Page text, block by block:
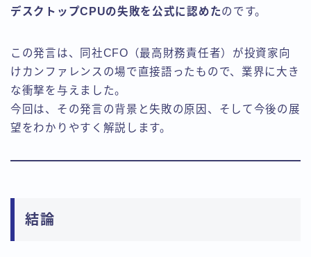
デスクトップCPUの失敗を公式に認めたのです。
この発言は、同社CFO（最高財務責任者）が投資家向
けカンファレンスの場で直接語ったもので、業界に大き
な衝撃を与えました。
今回は、その発言の背景と失敗の原因、そして今後の展
望をわかりやすく解説します。
結論